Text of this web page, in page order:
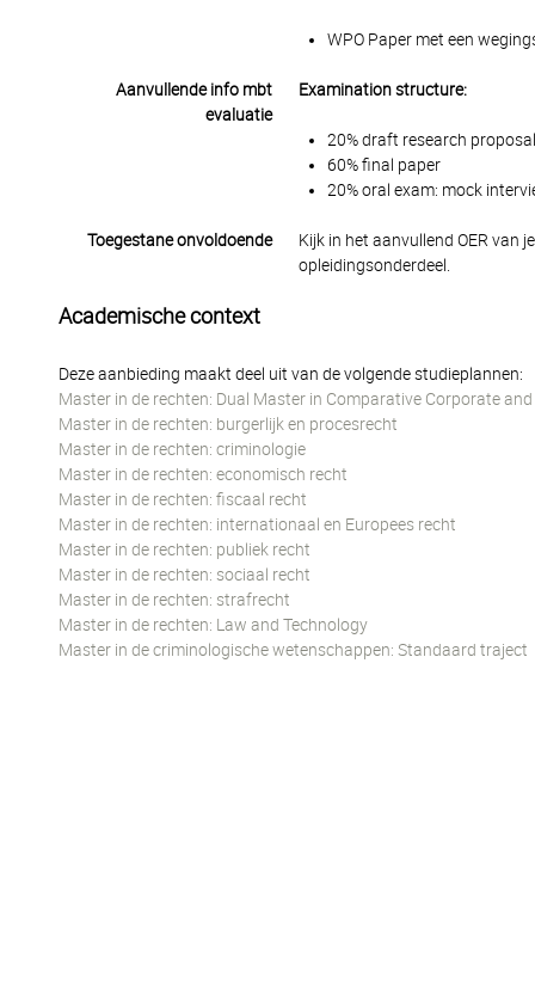
WPO Paper met een
Aanvullende info mbt
evaluatie
Examination structure:
20% draft research proposal
60% final paper
20% oral exam: mock
Toegestane onvoldoende
Kijk in het aanvullend OER van
opleidingsonderdeel.
Academische context
Deze aanbieding maakt deel uit van de volgende studieplannen:
Master in de rechten: Dual Master in Comparative Corporate
Master in de rechten: burgerlijk en procesrecht
Master in de rechten: criminologie
Master in de rechten: economisch recht
Master in de rechten: fiscaal recht
Master in de rechten: internationaal en Europees recht
Master in de rechten: publiek recht
Master in de rechten: sociaal recht
Master in de rechten: strafrecht
Master in de rechten: Law and Technology
Master in de criminologische wetenschappen: Standaard traject